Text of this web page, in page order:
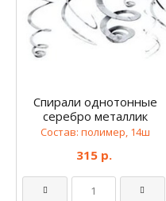
Спирали однотонные
серебро металлик
Состав: полимер, 14ш
315 р.